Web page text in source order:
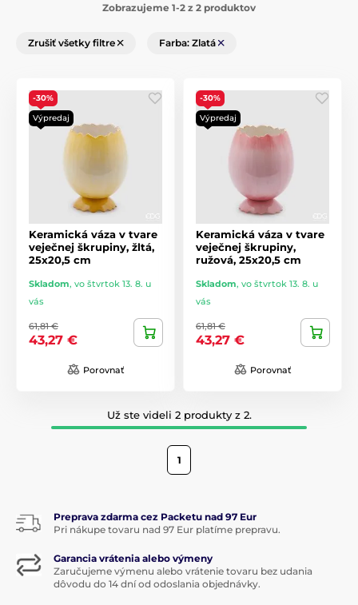
Zobrazujeme 1-2 z 2 produktov
Zrušiť všetky filtre Farba: Zlatá
-30%
Výpredaj
Keramická váza v tvare
veječnej škrupiny, žltá,
25x20,5 cm
Skladom, vo štvrtok 13. 8. u
vás
61,81 €
43,27 €
Porovnať
-30%
Výpredaj
Keramická váza v tvare
veječnej škrupiny,
ružová, 25x20,5 cm
Skladom, vo štvrtok 13. 8. u
vás
61,81 €
43,27 €
Porovnať
Už ste videli 2 produkty z 2.
1
Preprava zdarma cez Packetu nad 97 Eur
Pri nákupe tovaru nad 97 Eur platíme prepravu.
Garancia vrátenia alebo výmeny
Zaručujeme výmenu alebo vrátenie tovaru bez udania
dôvodu do 14 dní od odoslania objednávky.